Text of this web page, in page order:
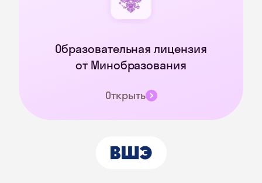
Образовательная лицензия
от Минобразования
Открыть